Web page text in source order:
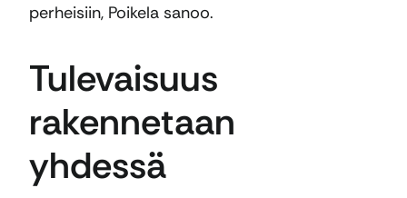
perheisiin, Poikela sanoo.
Tulevaisuus
rakennetaan
yhdessä